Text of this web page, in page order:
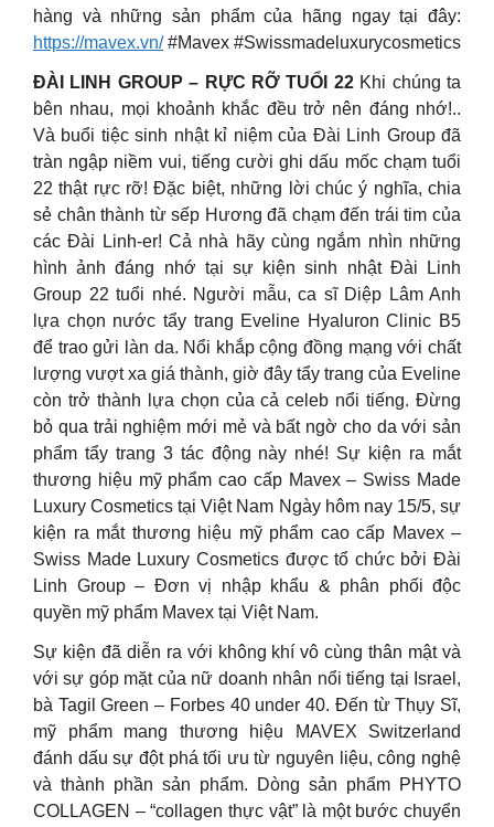
hàng và những sản phẩm của hãng ngay tại đây:
https://mavex.vn/#Mavex #Swissmadeluxurycosmetics
ĐÀI LINH GROUP️ – RỰC RỠ TUỔI 22 Khi chúng ta
bên nhau, mọi khoảnh khắc đều trở nên đáng nhớ!..
Và buổi tiệc sinh nhật kỉ niệm của Đài Linh Group đã
tràn ngập niềm vui, tiếng cười ghi dấu mốc chạm tuổi
22 thật rực rỡ! Đặc biệt, những lời chúc ý nghĩa, chia
sẻ chân thành từ sếp Hương đã chạm đến trái tim của
các Đài Linh-er! Cả nhà hãy cùng ngắm nhìn những
hình ảnh đáng nhớ tại sự kiện sinh nhật Đài Linh
Group 22 tuổi nhé. Người mẫu, ca sĩ Diệp Lâm Anh
lựa chọn nước tẩy trang Eveline Hyaluron Clinic B5
để trao gửi làn da. Nổi khắp cộng đồng mạng với chất
lượng vượt xa giá thành, giờ đây tẩy trang của Eveline
còn trở thành lựa chọn của cả celeb nổi tiếng. Đừng
bỏ qua trải nghiệm mới mẻ và bất ngờ cho da với sản
phẩm tẩy trang 3 tác động này nhé! Sự kiện ra mắt
thương hiệu mỹ phẩm cao cấp Mavex – Swiss Made
Luxury Cosmetics tại Việt Nam Ngày hôm nay 15/5, sự
kiện ra mắt thương hiệu mỹ phẩm cao cấp Mavex –
Swiss Made Luxury Cosmetics được tổ chức bởi Đài
Linh Group – Đơn vị nhập khẩu & phân phối độc
quyền mỹ phẩm Mavex tại Việt Nam.
Sự kiện đã diễn ra với không khí vô cùng thân mật và
với sự góp mặt của nữ doanh nhân nổi tiếng tại Israel,
bà Tagil Green – Forbes 40 under 40. Đến từ Thụy Sĩ,
mỹ phẩm mang thương hiệu MAVEX Switzerland
đánh dấu sự đột phá tối ưu từ nguyên liệu, công nghệ
và thành phần sản phẩm. Dòng sản phẩm PHYTO
COLLAGEN – “collagen thực vật” là một bước chuyển